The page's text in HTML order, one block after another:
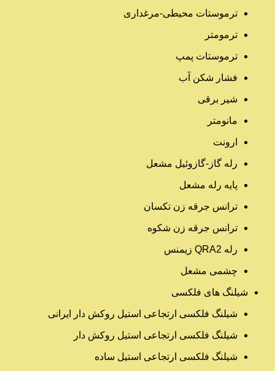
ترموستات محیطی-مرغداری
ترمومتر
ترموستات پمپ
فشار شکن آب
شیر برقی
مانومتر
ارونت
رله گاز-گازوئیل مشعل
پایه رله مشعل
ترانس جرقه زن تکسان
ترانس جرقه زن شکوه
رله QRA2 زیمنس
چشمی مشعل
شیلنگ های فلکسی
شیلنگ فلکسی ارتجاعی استیل روکش دار ایرانی
شیلنگ فلکسی ارتجاعی استیل روکش دار
شیلنگ فلکسی ارتجاعی استیل ساده